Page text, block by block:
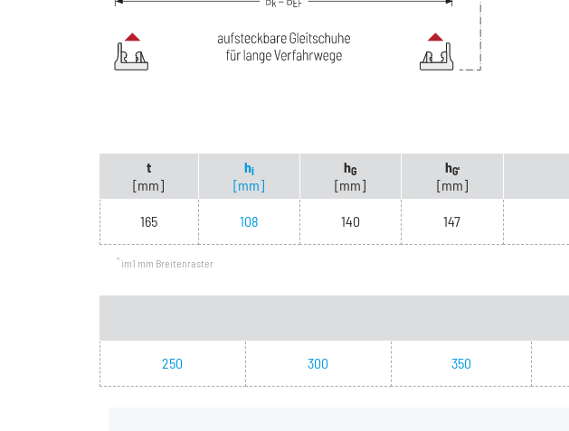
t
[mm]
hi
[mm]
hG
[mm]
hG'
[mm]
165 108 140 147
*im1 mm Breitenraster
250 300 350